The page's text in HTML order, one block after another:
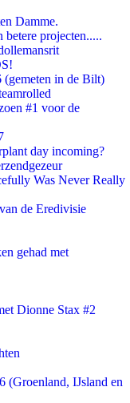
Damme.
projecten.....
(gemeten in de Bilt)
#1 voor de
day incoming?
Was Never Really
de Eredivisie
gehad met
Dionne Stax #2
(Groenland, IJsland en